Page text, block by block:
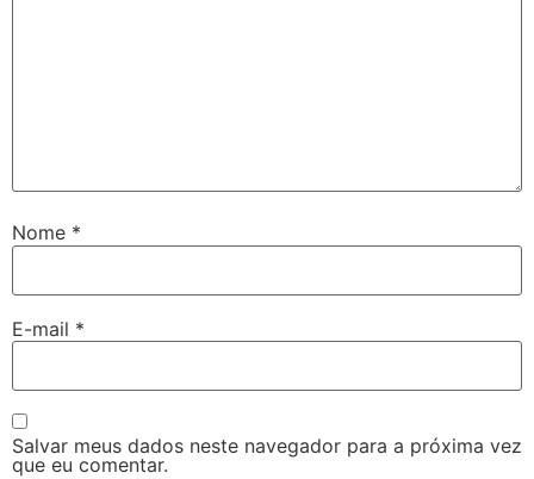
Nome *
E-mail *
Salvar meus dados neste navegador para a próxima vez
que eu comentar.